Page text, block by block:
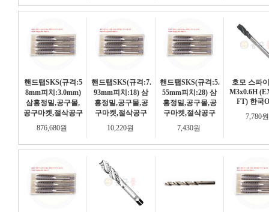
핸드탭SKS(규격:5
8mm피치:3.0mm)
삼흥정밀,공구몰,
공구마켓,절삭공구
876,680원
핸드탭SKS(규격:7.
93mm피치:18) 삼
흥정밀,공구몰,공
구마켓,절삭공구
10,220원
핸드탭SKS(규격:5.
55mm피치:28) 삼
흥정밀,공구몰,공
구마켓,절삭공구
7,430원
호모 스파
M3x0.6H
FT) 한국
7,780